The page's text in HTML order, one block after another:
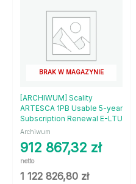
BRAK W MAGAZYNIE
[ARCHIWUM] Scality
ARTESCA 1PB Usable 5-year
Subscription Renewal E-LTU
Archiwum
912 867,32 zł
netto
1 122 826,80 zł